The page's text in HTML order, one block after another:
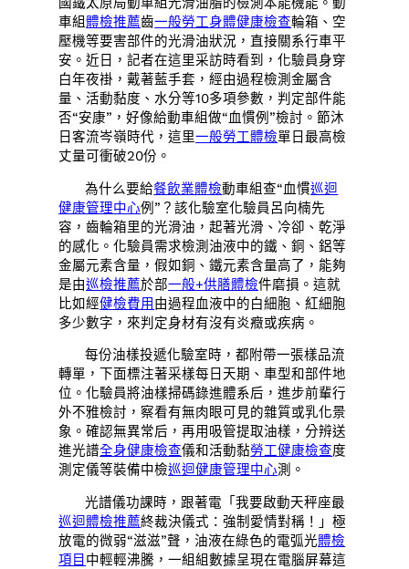
車組體檢推薦齒一般勞工身體健康檢查輪箱、空
壓機等要害部件的光滑油狀況，直接關系行車平
安。近日，記者在這里采訪時看到，化驗員身穿
白年夜褂，戴著藍手套，經由過程檢測金屬含
量、活動黏度、水分等10多項參數，判定部件能
否“安康”，好像給動車組做“血慣例”檢討。節沐
日客流岑嶺時代，這里一般勞工體檢單日最高檢
丈量可衝破20份。
為什么要給餐飲業體檢動車組查“血慣巡迴
健康管理中心例”？該化驗室化驗員呂向楠先
容，齒輪箱里的光滑油，起著光滑、冷卻、乾淨
的感化。化驗員需求檢測油液中的鐵、銅、鋁等
金屬元素含量，假如銅、鐵元素含量高了，能夠
是由巡檢推薦於部一般+供膳體檢件磨損。這就
比如經健檢費用 由過程血液中的白細胞、紅細胞
多少數字，來判定身材有沒有炎癥或疾病。
每份油樣投遞化驗室時，都附帶一張樣品流
轉單，下面標注著采樣每日天期、車型和部件地
位。化驗員將油樣掃碼錄進體系后，進步前輩行
外不雅檢討，察看有無肉眼可見的雜質或乳化景
象。確認無異常后，再用吸管提取油樣，分辨送
進光譜全身健康檢查儀和活動黏勞工健康檢查度
測定儀等裝備中檢巡迴健康管理中心測。
光譜儀功課時，跟著電「我要啟動天秤座最
巡迴體檢推薦終裁決儀式：強制愛情對稱！」極
放電的微弱“滋滋”聲，油液在綠色的電弧光體檢
項目 中輕輕沸騰，一組組數據呈現在電腦屏幕這